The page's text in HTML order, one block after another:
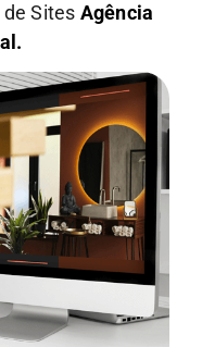
Sites Agência